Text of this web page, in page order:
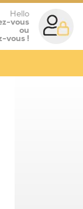
Hello
vous
ou
vous !